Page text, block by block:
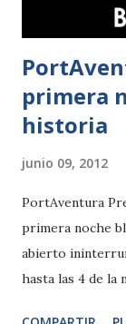
primera
historia
junio 09, 2012
PortAventura
primera noche
abierto
hasta las 4 de la